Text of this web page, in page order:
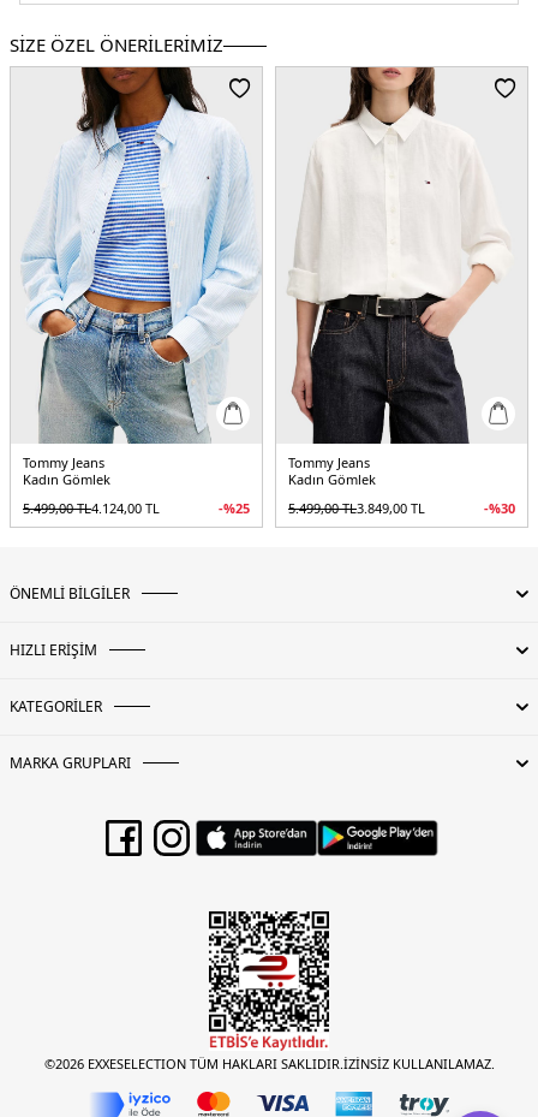
Boy:Standart
Kalıp Bilgisi:Comfort Fit
Yaş Grubu:
Yetişkin
Menşei:Kamboçya
2DEDW0DW222090CG.08
SİZE ÖZEL ÖNERİLERİMİZ
Tommy Jeans
Kadın Gömlek
5.499,00TL4.124,00 TL -%25
Tommy Jeans
Kadın Gömlek
5.499,00TL3.849,00 TL -%30
ÖNEMLİ BİLGİLER
HIZLI ERİŞİM
KATEGORİLER
MARKA GRUPLARI
©2026 EXXESELECTION TÜM HAKLARI SAKLIDIR.İZİNSİZ KULLANILAMAZ.